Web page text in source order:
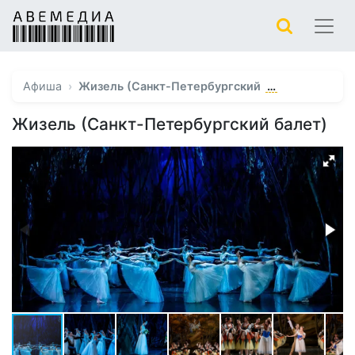
Афиша Жизель (Санкт-Петербургский …
Жизель (Санкт-Петербургский балет)